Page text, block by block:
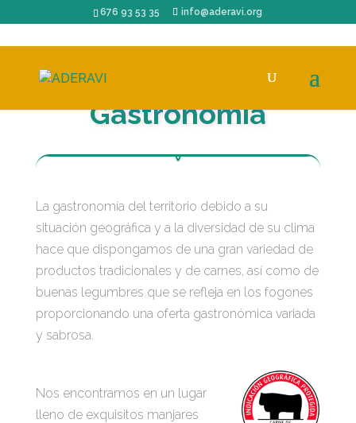
676 93 53 35 info@aderavi.org
Gastronomía
La gastronomía del territorio debido a su
situación geográfica y a la diversidad de su clima
hace que dispongamos de una gran variedad de
productos tradicionales y de carnes, así como de
buenas legumbres que se refleja en los fogones
proporcionando una oferta gastronómica variada
y sabrosa.
Nos encontramos en un lugar
lleno de exquisitos manjares